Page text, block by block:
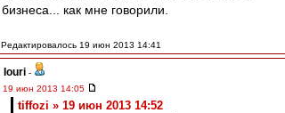
бизнеса... как мне говорили.
Редактировалось 19 июн 2013 14:41
Iouri -
19 июн 2013 14:05
tiffozi » 19 июн 2013 14:52